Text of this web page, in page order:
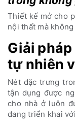
Thiết kế mở cho
nội thất mà
Giải
tự nhiên
Nét đặc trưng
tận dụng được
cho nhà ở luôn
đang triển khai